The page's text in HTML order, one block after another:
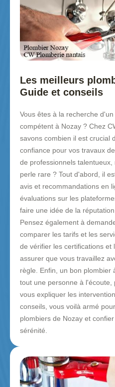
Les meilleurs
Guide et conseils
Vous êtes à la recherche
compétent à Nozay ? Chez
savons combien il est crucial
confiance pour vos travaux
de professionnels
perle rare ? Tout d'abord, il
avis et recommandations en
évaluations sur les
faire une idée de la
Pensez également à
comparer les tarifs et les
de vérifier les certifications et
assurer que vous travaillez
règle. Enfin, un bon plombier
tout une personne à
vous expliquer les
conseils, vous voilà armé
plombiers de Nozay et
sérénité.